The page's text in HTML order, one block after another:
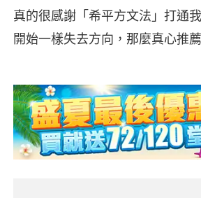
真的很感謝「希平方文法」打通
開始一樣失去方向，那麼真心推